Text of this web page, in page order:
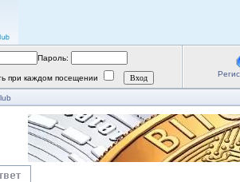
Пароль:
при каждом посещении